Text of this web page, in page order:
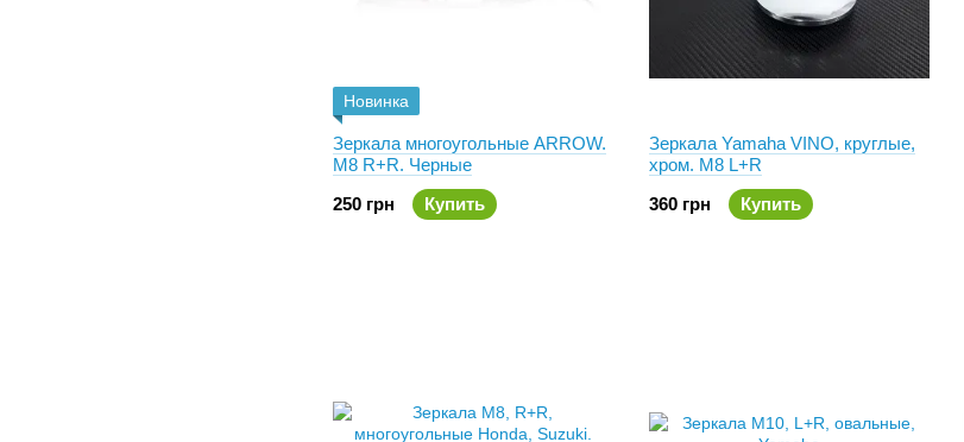
Новинка
Зеркала многоугольные ARROW.
M8 R+R. Черные
250 грн
Купить
Зеркала Yamaha VINO, круглые,
хром. М8 L+R
360 грн
Купить